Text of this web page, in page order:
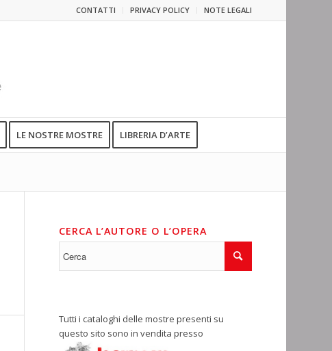
CONTATTI PRIVACY POLICY NOTE LEGALI
LE NOSTRE MOSTRE LIBRERIA D’ARTE
CERCA L’AUTORE O L’OPERA
Tutti i cataloghi delle mostre presenti su
questo sito sono in vendita presso